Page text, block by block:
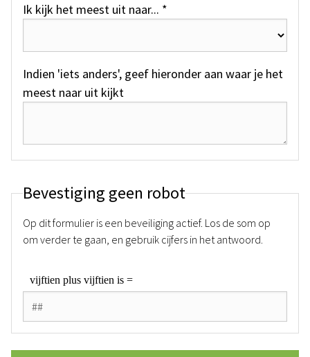
Ik kijk het meest uit naar... *
Indien 'iets anders', geef hieronder aan waar je het
meest naar uit kijkt
Bevestiging geen robot
Op dit formulier is een beveiliging actief. Los de som op
om verder te gaan, en gebruik cijfers in het antwoord.